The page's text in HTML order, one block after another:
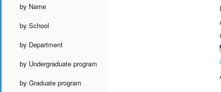
by Name
by School
by Department
by Undergraduate program
by Graduate program